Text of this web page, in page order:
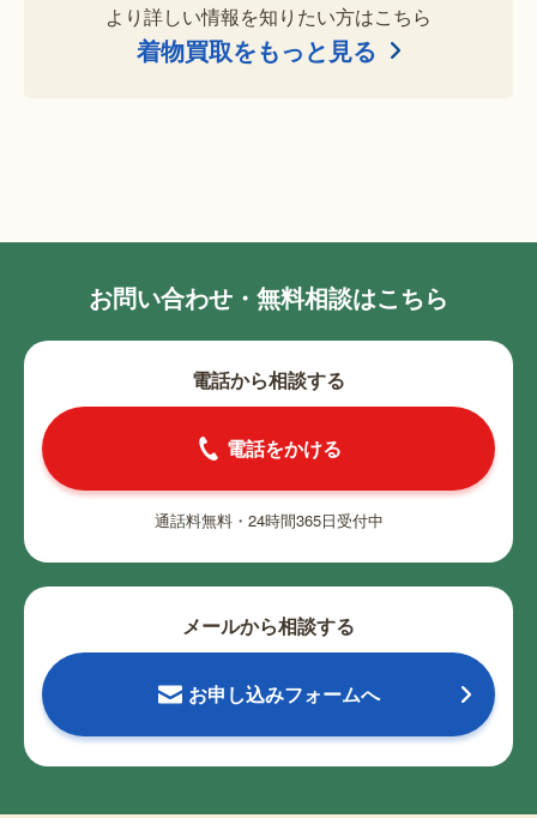
より詳しい情報を知りたい方はこちら
着物買取をもっと見る
お問い合わせ・無料相談はこちら
電話から相談する
電話をかける
通話料無料・24時間365日受付中
メールから相談する
お申し込みフォームへ